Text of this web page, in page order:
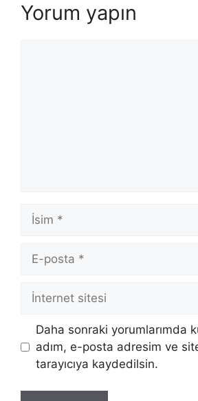
Yorum yapın
İsim
posta
İnternet
Daha sonraki yorumlarımda
adım, e-posta adresim ve
tarayıcıya kaydedilsin.